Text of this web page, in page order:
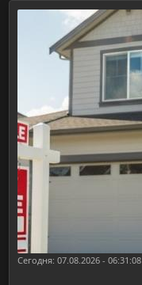
Сегодня: 07.08.2026 - 06:31:08